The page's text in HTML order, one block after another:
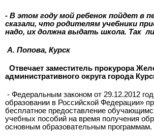
- В этом году мой ребенок пойдет в
сказали, что родителям учебники
надо, их должна выдать школа. Так
А. Попова, Курск
Отвечает заместитель прокурора
административного округа города
­- Федеральным законом от 29.12.2012
образовании в Российской Федерации»
бесплатное предоставление
учебных пособий на время получения
основным образовательным программам.